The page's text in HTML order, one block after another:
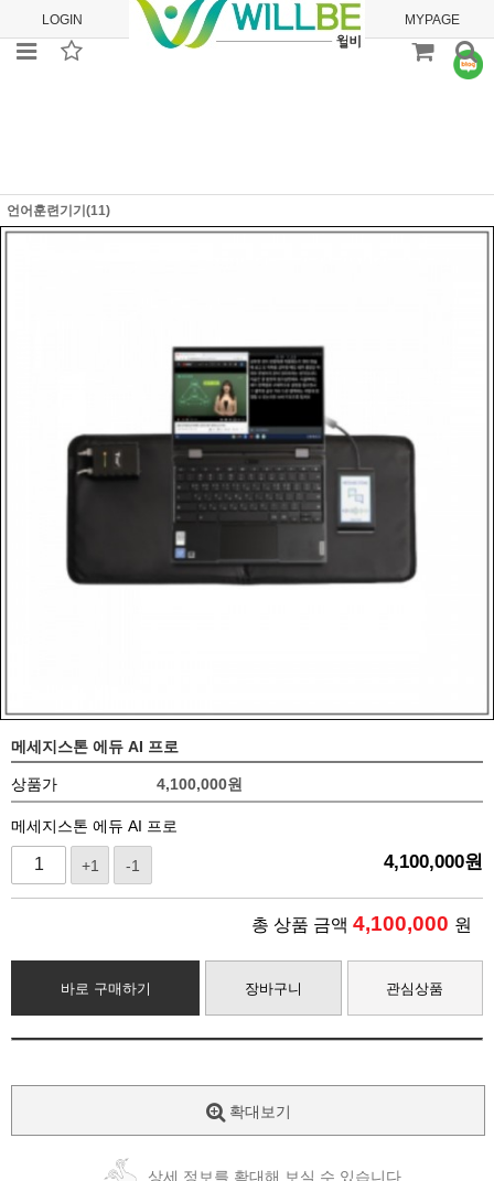
LOGIN JOIN ORDER MYPAGE
언어훈련기기(11)
메세지스톤 에듀 AI 프로
상품가 4,100,000원
메세지스톤 에듀 AI 프로
+1 -1 4,100,000원
총 상품 금액 4,100,000 원
바로 구매하기 장바구니 관심상품
확대보기
상세 정보를 확대해 보실 수 있습니다